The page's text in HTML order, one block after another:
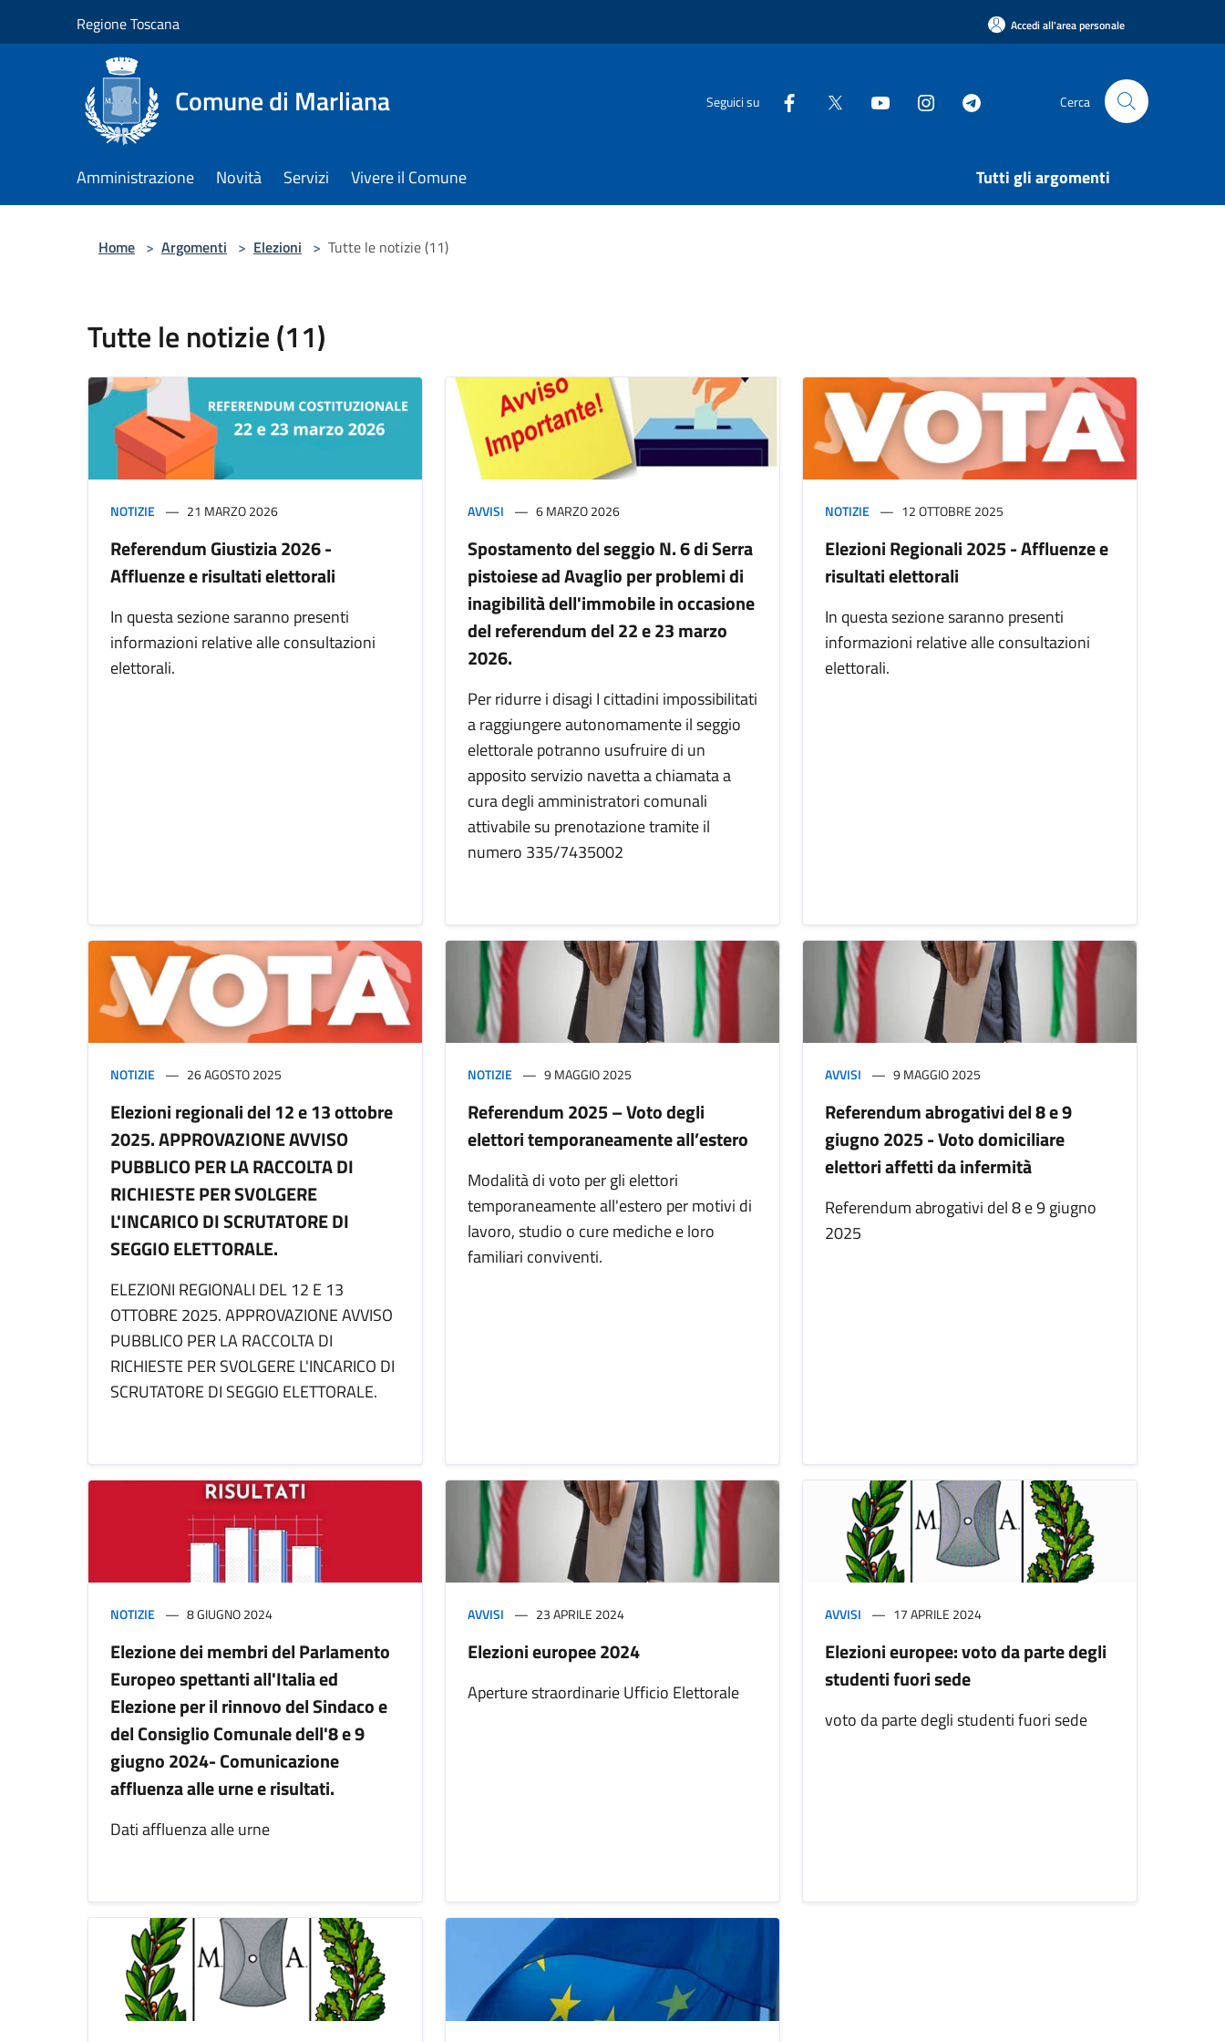
Regione Toscana Accedi all'area personale
Comune di Marliana Seguici su Cerca
Amministrazione Novità Servizi Vivere il Comune Tutti gli argomenti
Home > Argomenti > Elezioni > Tutte le notizie (11)
Tutte le notizie (11)
NOTIZIE 21 MARZO 2026
Referendum Giustizia 2026 -
Affluenze e risultati elettorali
In questa sezione saranno presenti
informazioni relative alle consultazioni
elettorali.
AVVISI 6 MARZO 2026
Spostamento del seggio N. 6 di Serra
pistoiese ad Avaglio per problemi di
inagibilità dell'immobile in occasione
del referendum del 22 e 23 marzo
2026.
Per ridurre i disagi I cittadini impossibilitati
a raggiungere autonomamente il seggio
elettorale potranno usufruire di un
apposito servizio navetta a chiamata a
cura degli amministratori comunali
attivabile su prenotazione tramite il
numero 335/7435002
NOTIZIE 12 OTTOBRE 2025
Elezioni Regionali 2025 - Affluenze e
risultati elettorali
In questa sezione saranno presenti
informazioni relative alle consultazioni
elettorali.
NOTIZIE 26 AGOSTO 2025
Elezioni regionali del 12 e 13 ottobre
2025. APPROVAZIONE AVVISO
PUBBLICO PER LA RACCOLTA DI
RICHIESTE PER SVOLGERE
L'INCARICO DI SCRUTATORE DI
SEGGIO ELETTORALE.
ELEZIONI REGIONALI DEL 12 E 13
OTTOBRE 2025. APPROVAZIONE AVVISO
PUBBLICO PER LA RACCOLTA DI
RICHIESTE PER SVOLGERE L'INCARICO DI
SCRUTATORE DI SEGGIO ELETTORALE.
NOTIZIE 9 MAGGIO 2025
Referendum 2025 – Voto degli
elettori temporaneamente all’estero
Modalità di voto per gli elettori
temporaneamente all'estero per motivi di
lavoro, studio o cure mediche e loro
familiari conviventi.
AVVISI 9 MAGGIO 2025
Referendum abrogativi del 8 e 9
giugno 2025 - Voto domiciliare
elettori affetti da infermità
Referendum abrogativi del 8 e 9 giugno
2025
NOTIZIE 8 GIUGNO 2024
Elezione dei membri del Parlamento
Europeo spettanti all'Italia ed
Elezione per il rinnovo del Sindaco e
del Consiglio Comunale dell'8 e 9
giugno 2024- Comunicazione
affluenza alle urne e risultati.
Dati affluenza alle urne
AVVISI 23 APRILE 2024
Elezioni europee 2024
Aperture straordinarie Ufficio Elettorale
AVVISI 17 APRILE 2024
Elezioni europee: voto da parte degli
studenti fuori sede
voto da parte degli studenti fuori sede